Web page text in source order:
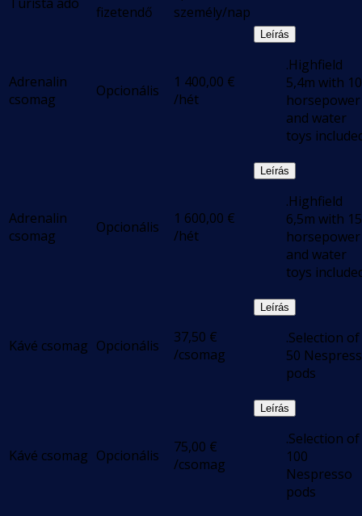
Turista adó
fizetendő
személy/nap
Adrenalin
csomag
Opcionális 1 400,00 €
/hét
Leírás
.Highfield
5,4m with
horsepower
and water
toys
Adrenalin
csomag
Opcionális 1 600,00 €
/hét
Leírás
.Highfield
6,5m with
horsepower
and water
toys
Kávé csomag Opcionális 37,50 €
/csomag
Leírás
.Selection of
50
pods
Kávé csomag Opcionális 75,00 €
/csomag
Leírás
.Selection of
100
Nespresso
pods